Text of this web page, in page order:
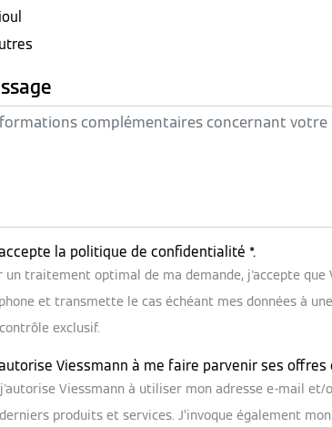
la politique de confidentialité *.
un traitement optimal de ma demande, j'accepte
et transmette le cas échéant mes données à
exclusif.
Viessmann à me faire parvenir ses
j'autorise Viessmann à utiliser mon adresse e-mail
produits et services. J’invoque également